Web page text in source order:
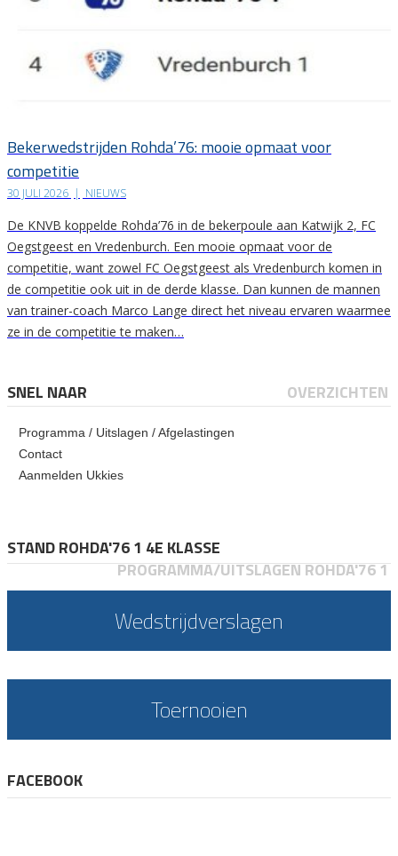
Bekerwedstrijden Rohda’76: mooie opmaat voor
competitie
30 JULI 2026 | NIEUWS
De KNVB koppelde Rohda’76 in de bekerpoule aan Katwijk 2, FC
Oegstgeest en Vredenburch. Een mooie opmaat voor de
competitie, want zowel FC Oegstgeest als Vredenburch komen in
de competitie ook uit in de derde klasse. Dan kunnen de mannen
van trainer-coach Marco Lange direct het niveau ervaren waarmee
ze in de competitie te maken…
SNEL NAAR OVERZICHTEN
Programma / Uitslagen / Afgelastingen
Contact
Aanmelden Ukkies
STAND ROHDA'76 1 4E KLASSE
PROGRAMMA/UITSLAGEN ROHDA'76 1
Wedstrijdverslagen
Toernooien
FACEBOOK